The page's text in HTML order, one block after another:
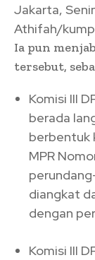
Jakarta,
Athifah/
Ia pun
tersebut,
Komisi III
berada
berbentuk
MPR
diangkat
dengan
Komisi III